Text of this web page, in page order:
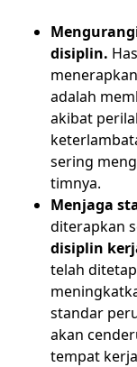
disiplin.
adalah
akibat
sering
timnya.
Menjaga
diterapkan
disiplin
telah
standar
akan
tempat